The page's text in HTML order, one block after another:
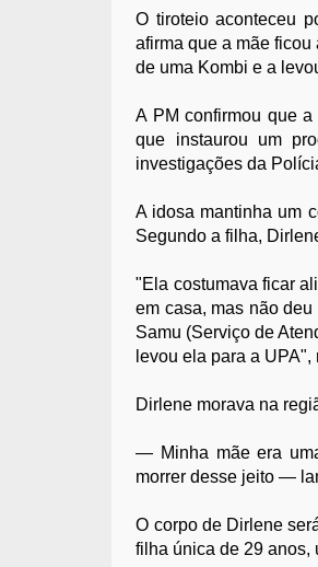
O tiroteio aconteceu
afirma que a mãe
de uma Kombi e a
A PM confirmou que
que instaurou um
investigações da
A idosa mantinha um
Segundo a filha,
"Ela costumava ficar
em casa, mas não
Samu (Serviço de
levou ela para a UPA",
Dirlene morava na
— Minha mãe era
morrer desse jeito —
O corpo de Dirlene
filha única de 29 anos,